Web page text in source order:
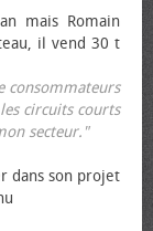
mais Romain
il vend 30 t
consommateurs
circuits courts
secteur."
dans son projet